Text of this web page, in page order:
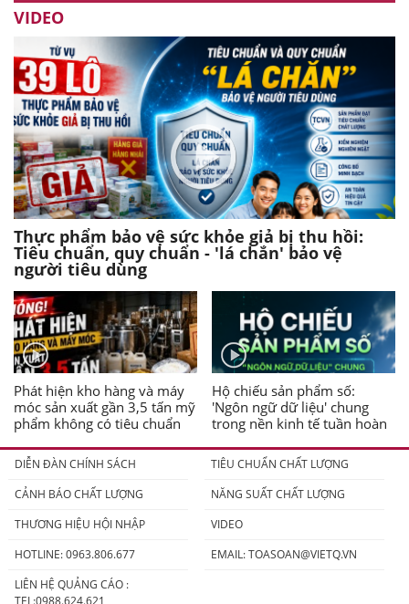
VIDEO
Thực phẩm bảo vệ sức khỏe giả bị thu hồi:
Tiêu chuẩn, quy chuẩn - 'lá chắn' bảo vệ
người tiêu dùng
Phát hiện kho hàng và máy
móc sản xuất gần 3,5 tấn mỹ
phẩm không có tiêu chuẩn
Hộ chiếu sản phẩm số:
'Ngôn ngữ dữ liệu' chung
trong nền kinh tế tuần hoàn
DIỄN ĐÀN CHÍNH SÁCH
TIÊU CHUẨN CHẤT LƯỢNG
CẢNH BÁO CHẤT LƯỢNG
NĂNG SUẤT CHẤT LƯỢNG
THƯƠNG HIỆU HỘI NHẬP
VIDEO
HOTLINE: 0963.806.677
EMAIL:TOASOAN@VIETQ.VN
LIÊN HỆ QUẢNG CÁO :